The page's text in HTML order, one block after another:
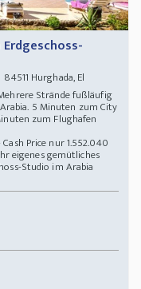
Hurghada, El
Strände fußläufig
5 Minuten zum City
zum Flughafen
Price nur 1.552.040
eigenes gemütliches
Studio im Arabia